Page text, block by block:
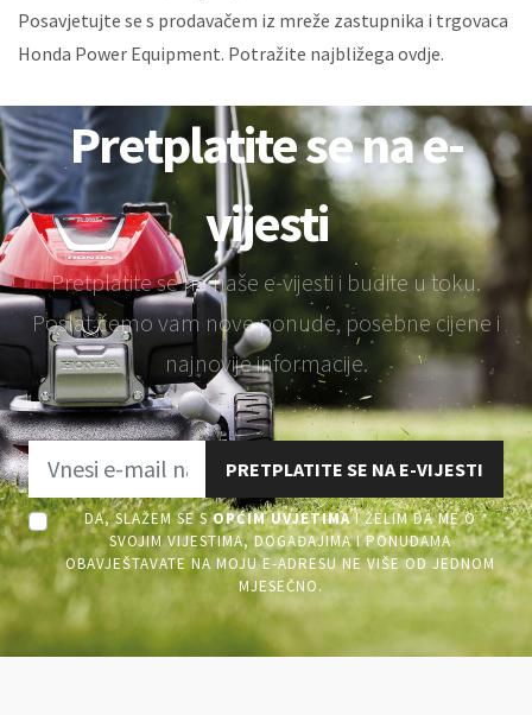
Posavjetujte se s prodavačem iz mreže zastupnika i trgovaca
Honda Power Equipment. Potražite najbližega ovdje.
Pretplatite se na e-
vijesti
Pretplatite se na naše e-vijesti i budite u toku.
Poslat ćemo vam nove ponude, posebne cijene i
najnovije informacije.
PRETPLATITE SE NA E-VIJESTI
DA, SLAŽEM SE SOPĆIM UVJETIMAI ŽELIM DA ME O
SVOJIM VIJESTIMA, DOGAĐAJIMA I PONUDAMA
OBAVJEŠTAVATE NA MOJU E-ADRESU NE VIŠE OD JEDNOM
MJESEČNO.